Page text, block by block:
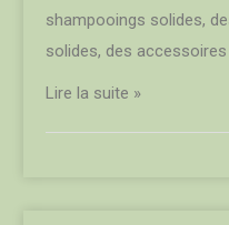
shampooings solides,
solides, des
Lire la suite »